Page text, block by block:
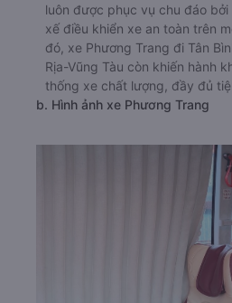
luôn được phục vụ chu đáo
xế điều khiển xe an toàn trên
đó, xe Phương Trang đi Tân
Rịa-Vũng Tàu còn khiến hành
thống xe chất lượng, đầy đủ
b. Hình ảnh xe Phương Trang